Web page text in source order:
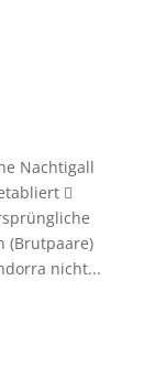
Nachtigall

(Brutpaare)
nicht...